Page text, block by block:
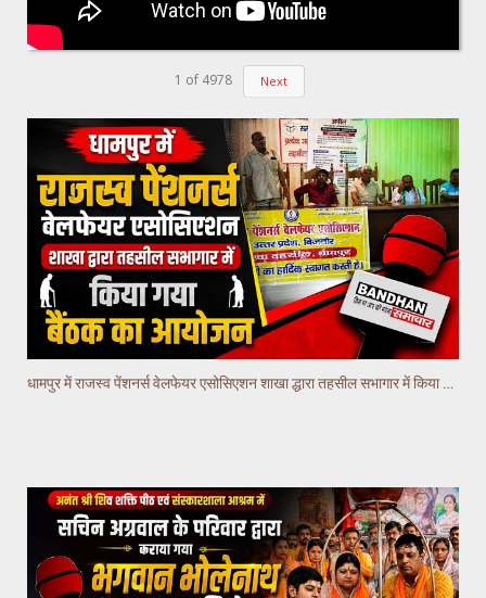
1 of 4978 Next
धामपुर में राजस्व पेंशनर्स वेलफेयर एसोसिएशन शाखा द्धारा तहसील सभागार में किया गया वैठक का आयोजन